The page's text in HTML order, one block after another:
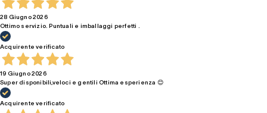
28 Giugno 2026
Ottimo servizio. Puntuali e imballaggi perfetti .
Acquirente verificato
19 Giugno 2026
Super disponibili,veloci e gentili Ottima esperienza 😊
Acquirente verificato